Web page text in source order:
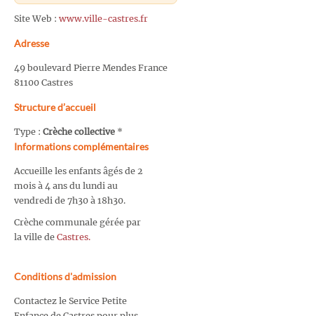
Site Web : www.ville-castres.fr
Adresse
49 boulevard Pierre Mendes France
81100 Castres
Structure d’accueil
Type : Crèche collective *
Informations complémentaires
Accueille les enfants âgés de 2
mois à 4 ans du lundi au
vendredi de 7h30 à 18h30.
Crèche communale gérée par
la ville de Castres.
Conditions d'admission
Contactez le Service Petite